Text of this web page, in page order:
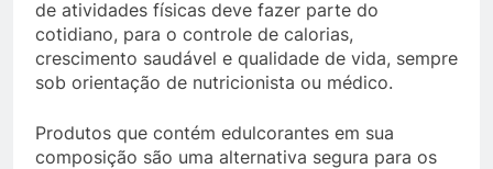
de atividades físicas deve fazer parte do
cotidiano, para o controle de calorias,
crescimento saudável e qualidade de vida, sempre
sob orientação de nutricionista ou médico.
Produtos que contém edulcorantes em sua
composição são uma alternativa segura para os